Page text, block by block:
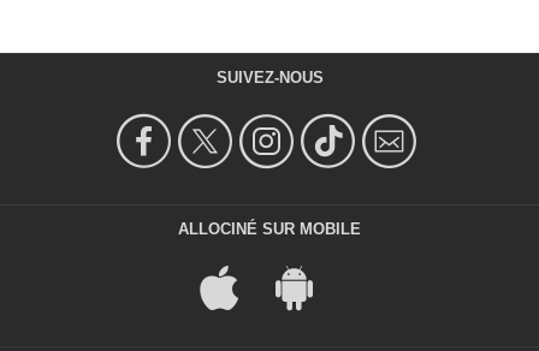
SUIVEZ-NOUS
ALLOCINÉ SUR MOBILE